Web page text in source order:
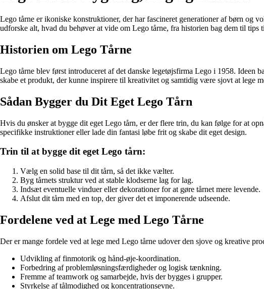
Lego tårne er ikoniske konstruktioner, der har fascineret generationer af børn og
udforske alt, hvad du behøver at vide om Lego tårne, fra historien bag dem til tips
Historien om Lego Tårne
Lego tårne blev først introduceret af det danske legetøjsfirma Lego i 1958. Ideen
skabe et produkt, der kunne inspirere til kreativitet og samtidig være sjovt at lege
Sådan Bygger du Dit Eget Lego Tårn
Hvis du ønsker at bygge dit eget Lego tårn, er der flere trin, du kan følge for at
specifikke instruktioner eller lade din fantasi løbe frit og skabe dit eget design.
Trin til at bygge dit eget Lego tårn:
Vælg en solid base til dit tårn, så det ikke vælter.
Byg tårnets struktur ved at stable klodserne lag for lag.
Indsæt eventuelle vinduer eller dekorationer for at gøre tårnet mere levende.
Afslut dit tårn med en top, der giver det et imponerende udseende.
Fordelene ved at Lege med Lego Tårne
Der er mange fordele ved at lege med Lego tårne udover den sjove og kreative
Udvikling af finmotorik og hånd-øje-koordination.
Forbedring af problemløsningsfærdigheder og logisk tænkning.
Fremme af teamwork og samarbejde, hvis der bygges i grupper.
Styrkelse af tålmodighed og koncentrationsevne.